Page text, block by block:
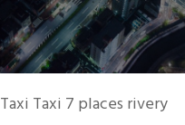
Taxi Taxi 7 places rivery